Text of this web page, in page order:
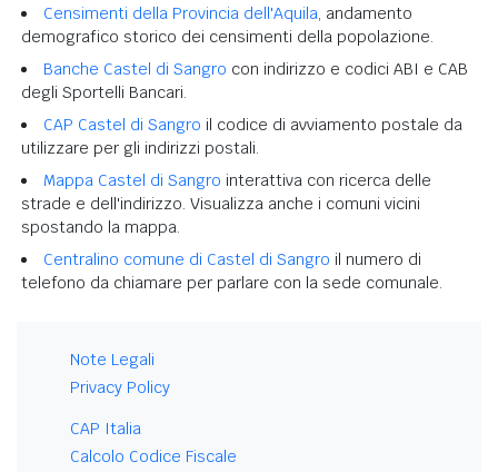
Censimenti della Provincia dell'Aquila, andamento
demografico storico dei censimenti della popolazione.
Banche Castel di Sangro con indirizzo e codici ABI e CAB
degli Sportelli Bancari.
CAP Castel di Sangro il codice di avviamento postale da
utilizzare per gli indirizzi postali.
Mappa Castel di Sangro interattiva con ricerca delle
strade e dell'indirizzo. Visualizza anche i comuni vicini
spostando la mappa.
Centralino comune di Castel di Sangro il numero di
telefono da chiamare per parlare con la sede comunale.
Note Legali
Privacy Policy
CAP Italia
Calcolo Codice Fiscale